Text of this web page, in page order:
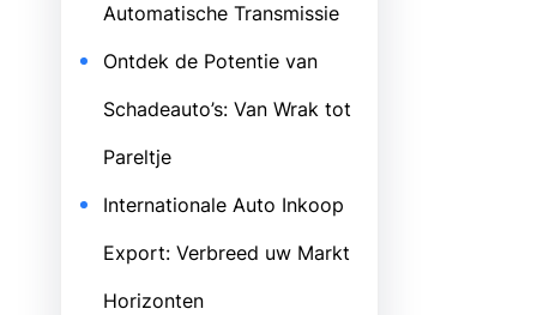
Automatische Transmissie
Ontdek de Potentie van
Schadeauto’s: Van Wrak tot
Pareltje
Internationale Auto Inkoop
Export: Verbreed uw Markt
Horizonten